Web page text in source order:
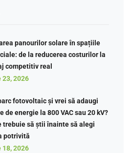
panourilor solare în spațiile
de la reducerea costurilor la
competitiv real
23, 2026
fotovoltaic și vrei să adaugi
de energie la 800 VAC sau 20 kV?
trebuie să știi înainte să alegi
potrivită
18, 2026